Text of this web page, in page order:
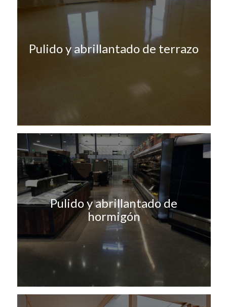
Pulido y abrillantado de terrazo
Pulido y abrillantado de
hormigón